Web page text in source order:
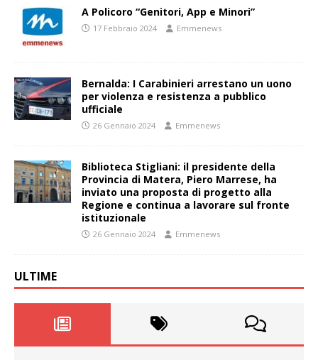
A Policoro “Genitori, App e Minori”
17 Febbraio 2024 Emmenews
Bernalda: I Carabinieri arrestano un uono
per violenza e resistenza a pubblico
ufficiale
26 Gennaio 2024 Emmenews
Biblioteca Stigliani: il presidente della
Provincia di Matera, Piero Marrese, ha
inviato una proposta di progetto alla
Regione e continua a lavorare sul fronte
istituzionale
26 Gennaio 2024 Emmenews
ULTIME